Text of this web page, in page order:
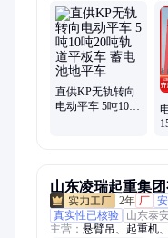
轨道柔性吊、悬挂轨道
旋转独臂吊、龙门吊机
架、万向移动龙门、液
架、导轨液压货梯、上
直供KP无轨转向
电动平车 5吨10吨
山东凌瑞起重集团
2年 厂
真实性已核验
山东泰
主营： 悬臂吊、起重机